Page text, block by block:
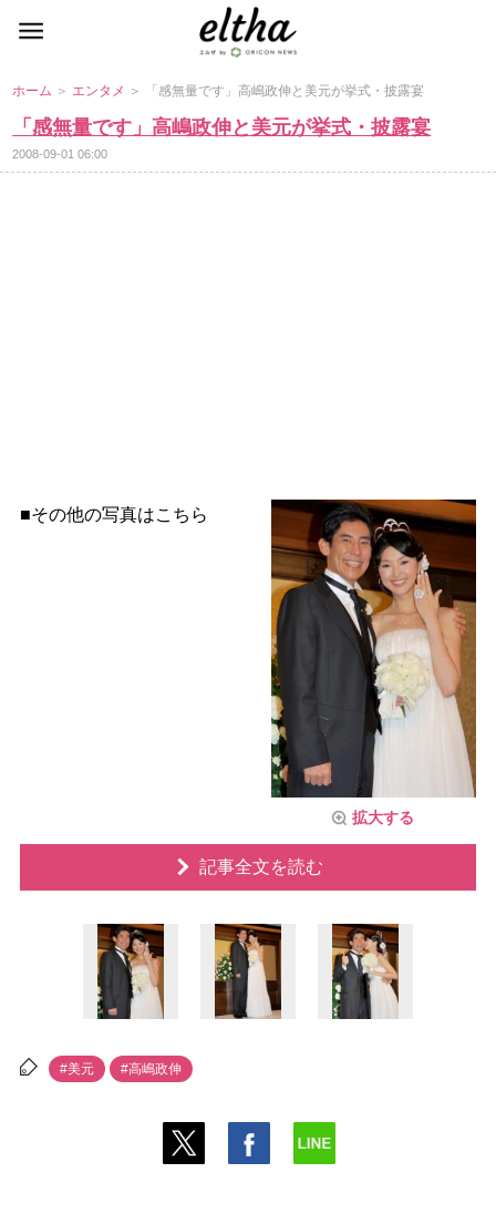
ホーム ＞ エンタメ ＞ 「感無量です」高嶋政伸と美元が挙式・披露宴
「感無量です」高嶋政伸と美元が挙式・披露宴
2008-09-01 06:00
拡大する
■その他の写真はこちら
記事全文を読む
#美元 #高嶋政伸